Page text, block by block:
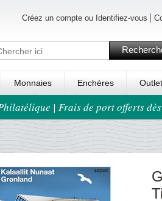
Créez un compte ou Identifiez-vous
Monnaies Enchères Outlet
| Frais de port offerts